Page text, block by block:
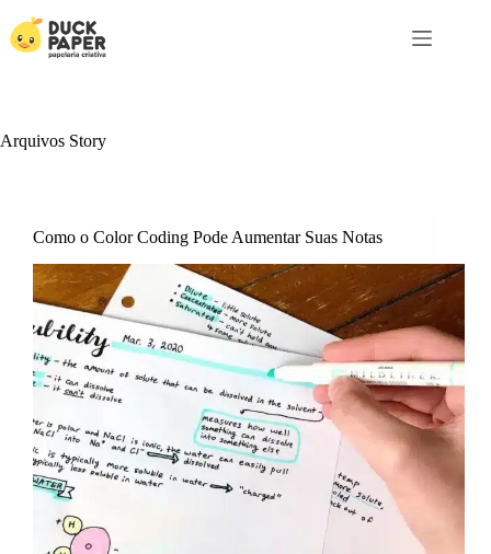
para
Arquivos Story
Como o Color Coding Pode Aumentar Suas Notas